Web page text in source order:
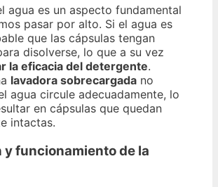
agua es un aspecto fundamental
pasar por alto. Si el agua es
que las cápsulas tengan
disolverse, lo que a su vez
la eficacia del detergente.
lavadora sobrecargada no
agua circule adecuadamente, lo
en cápsulas que quedan
intactas.
y funcionamiento de la